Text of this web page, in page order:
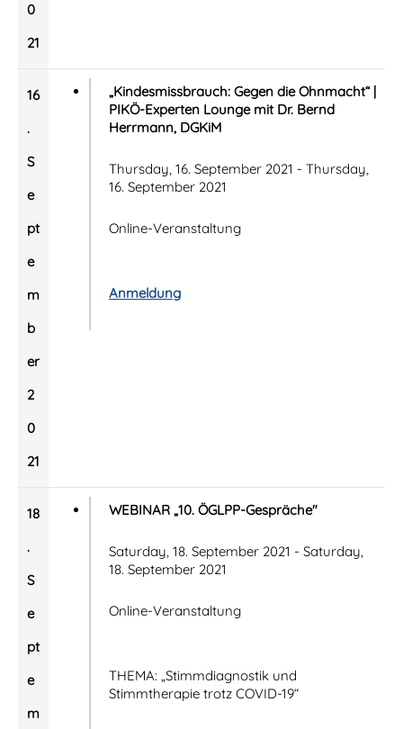
0
21
16
.
S
e
pt
e
m
b
er
2
0
21
„Kindesmissbrauch: Gegen die Ohnmacht“ |
PIKÖ-Experten Lounge mit Dr. Bernd
Herrmann, DGKiM
Thursday, 16. September 2021 - Thursday,
16. September 2021
Online-Veranstaltung
Anmeldung
18
.
S
e
pt
e
m
WEBINAR „10. ÖGLPP-Gespräche"
Saturday, 18. September 2021 - Saturday,
18. September 2021
Online-Veranstaltung
THEMA: „Stimmdiagnostik und
Stimmtherapie trotz COVID-19“